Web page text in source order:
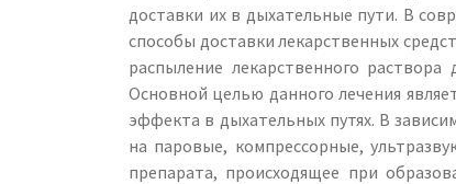
доставки их в дыхательные пути. В
способы доставки лекарственных
распыление лекарственного
Основной целью данного лечения
эффекта в дыхательных путях. В
на паровые, компрессорные,
препарата, происходящее при